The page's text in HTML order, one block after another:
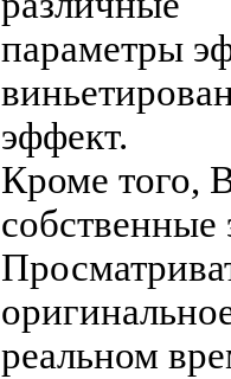
параметры
эффект.
Кроме того,
собственные
реальном